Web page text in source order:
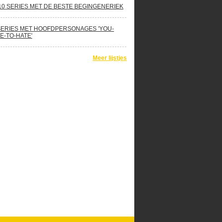
SERIES MET DE BESTE BEGINGENERIEK
MET HOOFDPERSONAGES 'YOU-
TO-HATE'
Meer lijstjes